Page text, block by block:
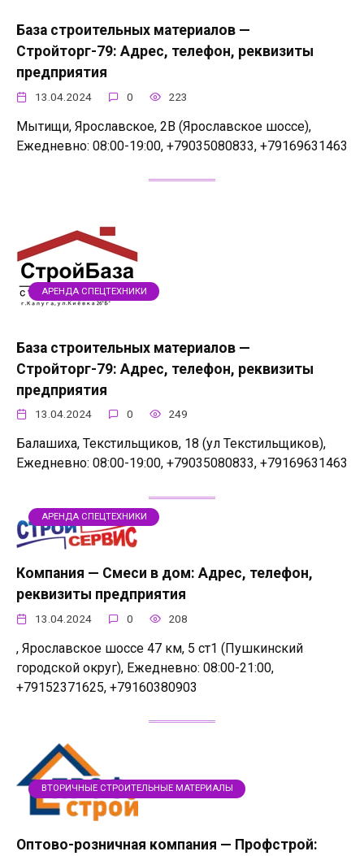
База строительных материалов —
Стройторг-79: Адрес, телефон, реквизиты
предприятия
13.04.2024 0 223
Мытищи, Ярославское, 2В (Ярославское шоссе),
Ежедневно: 08:00-19:00, +79035080833, +79169631463
АРЕНДА СПЕЦТЕХНИКИ
База строительных материалов —
Стройторг-79: Адрес, телефон, реквизиты
предприятия
13.04.2024 0 249
Балашиха, Текстильщиков, 18 (ул Текстильщиков),
Ежедневно: 08:00-19:00, +79035080833, +79169631463
АРЕНДА СПЕЦТЕХНИКИ
Компания — Смеси в дом: Адрес, телефон,
реквизиты предприятия
13.04.2024 0 208
, Ярославское шоссе 47 км, 5 ст1 (Пушкинский
городской округ), Ежедневно: 08:00-21:00,
+79152371625, +79160380903
ВТОРИЧНЫЕ СТРОИТЕЛЬНЫЕ МАТЕРИАЛЫ
Оптово-розничная компания — Профстрой: